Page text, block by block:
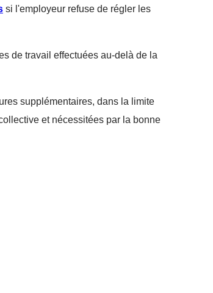
si l'employeur refuse de régler les
de travail effectuées au-delà de la
supplémentaires, dans la limite
et nécessitées par la bonne